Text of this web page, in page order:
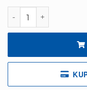
Philips televizor 55"